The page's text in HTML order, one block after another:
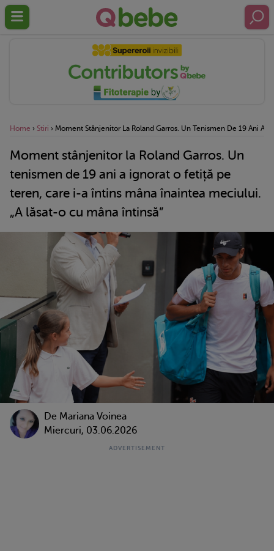
Home › Stiri › Moment Stânjenitor La Roland Garros. Un Tenismen De 19 Ani A
Moment stânjenitor la Roland Garros. Un
tenismen de 19 ani a ignorat o fetiță pe
teren, care i-a întins mâna înaintea meciului.
„A lăsat-o cu mâna întinsă”
De Mariana Voinea
Miercuri, 03.06.2026